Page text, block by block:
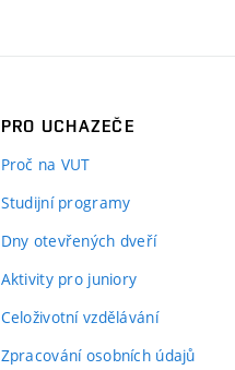
PRO UCHAZEČE
Proč na VUT
Studijní programy
Dny otevřených dveří
Aktivity pro juniory
Celoživotní vzdělávání
Zpracování osobních údajů